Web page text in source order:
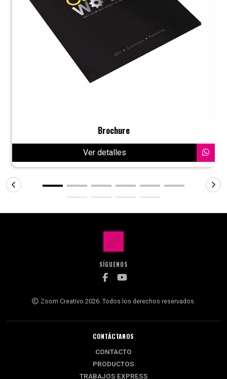
Brochure
Ver detalles
SÍGUENOS
Zoom Creativo 2026. Todos los derechos reservados.
CONTÁCTANOS
CONTACTO
PRODUCTOS
TRABAJOS EXPRESS